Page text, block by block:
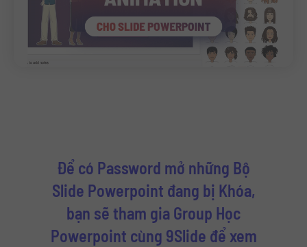
Để có Password mở những Bộ
Slide Powerpoint đang bị Khóa,
bạn sẽ tham gia Group Học
Powerpoint cùng 9Slide để xem